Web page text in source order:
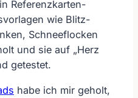
Referenzkarten-
wie Blitz-
Schneeflocken
und sie auf „Herz
getestet.
habe ich mir geholt,